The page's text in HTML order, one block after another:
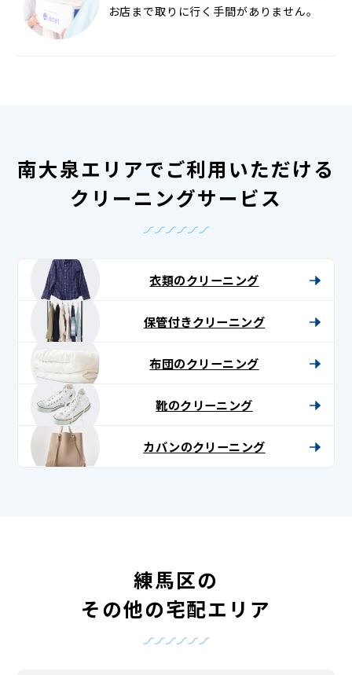
お店まで取りに行く手間がありません。
南大泉エリアでご利用いただける
クリーニングサービス
衣類のクリーニング
保管付きクリーニング
布団のクリーニング
靴のクリーニング
カバンのクリーニング
練馬区の
その他の宅配エリア